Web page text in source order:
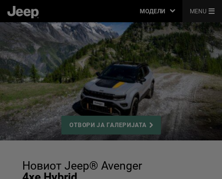
МОДЕЛИ MENU
ОТВОРИ ЈА ГАЛЕРИЈАТА
Новиот Jeep® Avenger